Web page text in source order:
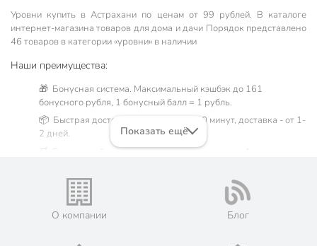
Уровни купить в Астрахани по ценам от 99 рублей. В каталоге
интернет-магазина товаров для дома и дачи Порядок представлено
46 товаров в категории «уровни» в наличии
Наши преимущества:
🎁 Бонусная система. Максимальный кэшбэк до 161
бонусного рубля, 1 бонусный балл = 1 рубль.
📦 Быстрая доставка. Самовывоз от 60 минут, доставка - от 1-
2 дней.
🛒 Бесплатный самовывоз из магазинов города Астрахань.
его онлайн на официальном сайте сети магазинов Порядок.
Мы предлагаем бесплатную курьерскую доставку для товара
«уровни» при заказе от 3000 рублей в такие города, как:
Нариманов, Икряное, Камызяк, Красный Яр, Харабали,
Показать ещё
О компании Блог